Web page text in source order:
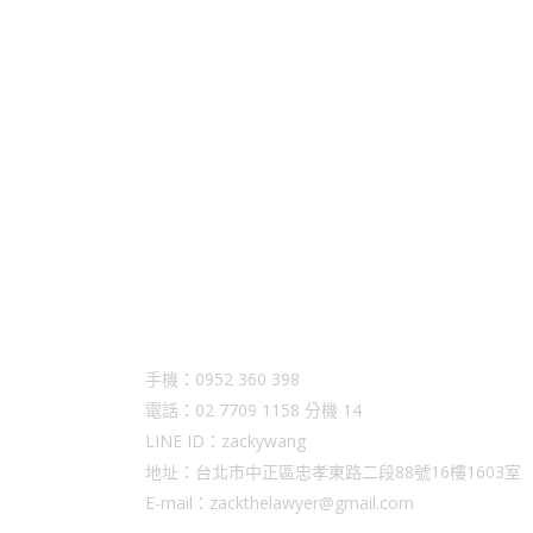
手機：0952 360 398
電話：02 7709 1158 分機 14
LINE ID：zackywang
地址：台北市中正區忠孝東路二段88號16樓1603室
E-mail：zackthelawyer@gmail.com